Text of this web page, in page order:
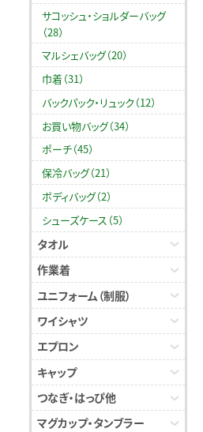
サコッシュ・ショルダーバッグ
（28）
マルシェバッグ（20）
巾着（31）
バックパック・リュック（12）
お買い物バッグ（34）
ポーチ（45）
保冷バッグ（21）
ボディバッグ（2）
シューズケース（5）
タオル
作業着
ユニフォーム（制服）
ワイシャツ
エプロン
キャップ
つなぎ・はっぴ他
マグカップ・タンブラー